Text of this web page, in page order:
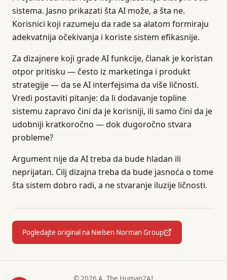
sistema. Jasno prikazati šta AI može, a šta ne.
Korisnici koji razumeju da rade sa alatom formiraju
adekvatnija očekivanja i koriste sistem efikasnije.
Za dizajnere koji grade AI funkcije, članak je koristan
otpor pritisku — često iz marketinga i produkt
strategije — da se AI interfejsima da više ličnosti.
Vredi postaviti pitanje: da li dodavanje topline
sistemu zapravo čini da je korisniji, ili samo čini da je
udobniji kratkoročno — dok dugoročno stvara
probleme?
Argument nije da AI treba da bude hladan ili
neprijatan. Cilj dizajna treba da bude jasnoća o tome
šta sistem dobro radi, a ne stvaranje iluzije ličnosti.
Pogledajte original na Nielsen Norman Group